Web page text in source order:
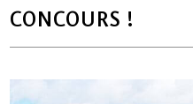
CONCOURS !